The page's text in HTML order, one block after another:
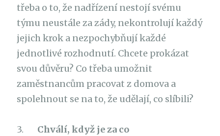
třeba o to, že nadřízení nestojí svému
týmu neustále za zády, nekontrolují každý
jejich krok a nezpochybňují každé
jednotlivé rozhodnutí. Chcete prokázat
svou důvěru? Co třeba umožnit
zaměstnancům pracovat z domova a
spolehnout se na to, že udělají, co slíbili?
3. Chválí, když je za co